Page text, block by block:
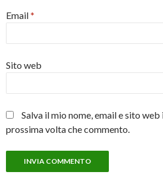
Email*
Sito web
Salva il mio nome, email e sito
prossima volta che commento.